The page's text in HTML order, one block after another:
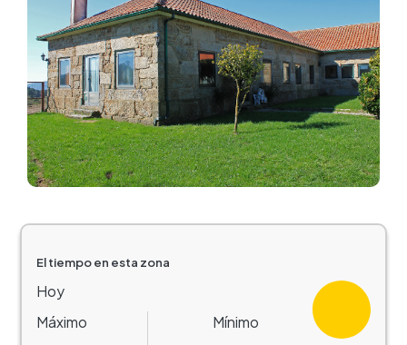
El tiempo en esta zona
Hoy
Máximo
Mínimo